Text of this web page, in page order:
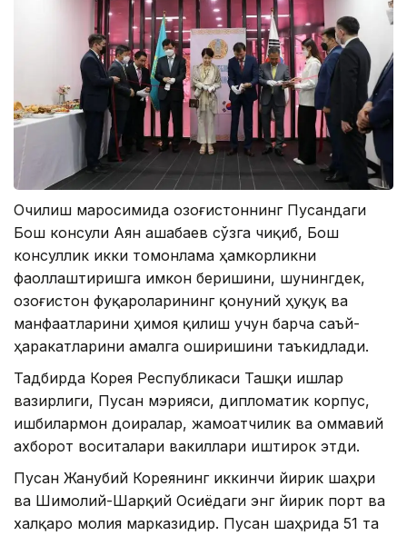
Очилиш маросимида Қозоғистоннинг Пусандаги
Бош консули Аян Қашабаев сўзга чиқиб, Бош
консуллик икки томонлама ҳамкорликни
фаоллаштиришга имкон беришини, шунингдек,
Қозоғистон фуқароларининг қонуний ҳуқуқ ва
манфаатларини ҳимоя қилиш учун барча саъй-
ҳаракатларини амалга оширишини таъкидлади.
Тадбирда Корея Республикаси Ташқи ишлар
вазирлиги, Пусан ​​мэрияси, дипломатик корпус,
ишбилармон доиралар, жамоатчилик ва оммавий
ахборот воситалари вакиллари иштирок этди.
Пусан ​​Жанубий Кореянинг иккинчи йирик шаҳри
ва Шимолий-Шарқий Осиёдаги энг йирик порт ва
халқаро молия марказидир. Пусан ​​шаҳрида 51 та